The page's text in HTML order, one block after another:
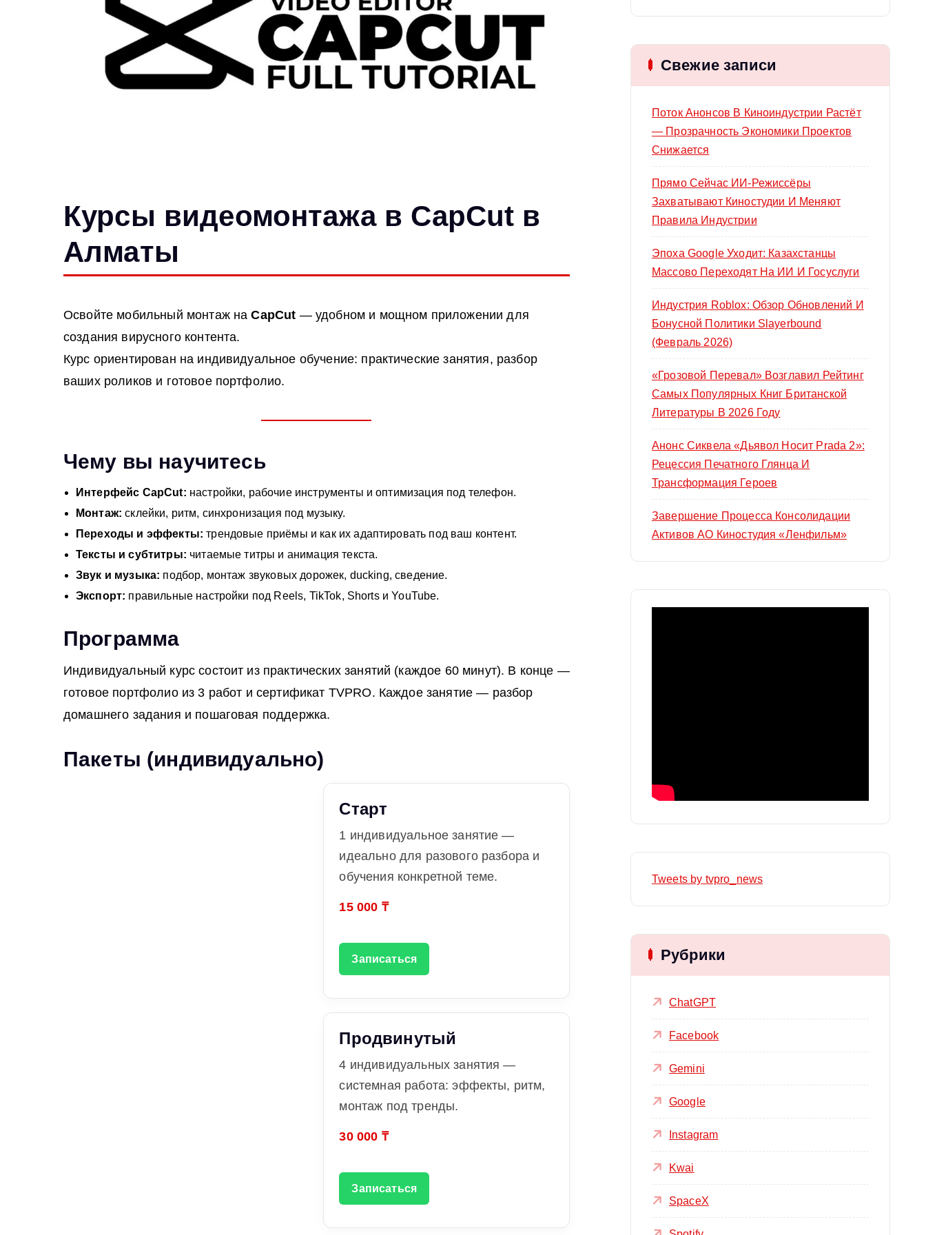
Курсы видеомонтажа в CapCut в
Алматы
Освойте мобильный монтаж наCapCut — удобном и мощном приложении для
создания вирусного контента.
Курс ориентирован на индивидуальное обучение: практические занятия, разбор
ваших роликов и готовое портфолио.
Чему вы научитесь
Интерфейс CapCut: настройки, рабочие инструменты и оптимизация под телефон.
Монтаж: склейки, ритм, синхронизация под музыку.
Переходы и эффекты: трендовые приёмы и как их адаптировать под ваш контент.
Тексты и субтитры: читаемые титры и анимация текста.
Звук и музыка: подбор, монтаж звуковых дорожек, ducking, сведение.
Экспорт: правильные настройки под Reels, TikTok, Shorts и YouTube.
Программа
Индивидуальный курс состоит из практических занятий (каждое 60 минут). В конце —
готовое портфолио из 3 работ и сертификат TVPRO. Каждое занятие — разбор
домашнего задания и пошаговая поддержка.
Пакеты (индивидуально)
Старт
1 индивидуальное занятие —
идеально для разового разбора и
обучения конкретной теме.
15 000 ₸
Записаться
Продвинутый
4 индивидуальных занятия —
системная работа: эффекты, ритм,
монтаж под тренды.
30 000 ₸
Записаться
и
:
Свежие записи
Поток Анонсов В Киноиндустрии Растёт
— Прозрачность Экономики Проектов
Снижается
Прямо Сейчас ИИ-Режиссёры
Захватывают Киностудии И Меняют
Правила Индустрии
Эпоха Google Уходит: Казахстанцы
Массово Переходят На ИИ И Госуслуги
Индустрия Roblox: Обзор Обновлений И
Бонусной Политики Slayerbound
(февраль 2026)
«Грозовой Перевал» Возглавил Рейтинг
Самых Популярных Книг Британской
Литературы В 2026 Году
Анонс Сиквела «Дьявол Носит Prada 2»:
Рецессия Печатного Глянца И
Трансформация Героев
Завершение Процесса Консолидации
Активов АО Киностудия «Ленфильм»
Tweets by tvpro_news
Рубрики
ChatGPT
Facebook
Gemini
Google
Instagram
Kwai
SpaceX